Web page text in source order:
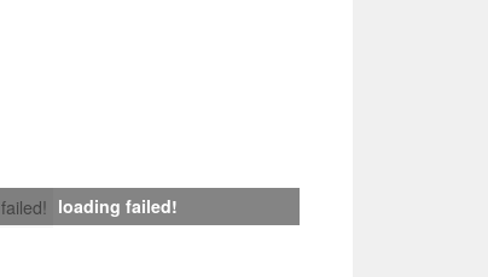
loading failed!